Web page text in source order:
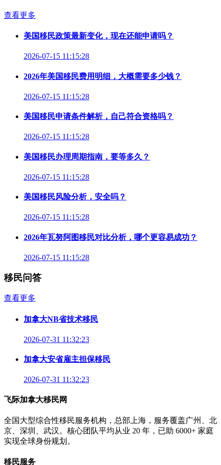
查看更多
美国移民政策最新变化，现在还能申请吗？
2026-07-15 11:15:28
2026年美国移民费用明细，大概需要多少钱？
2026-07-15 11:15:28
美国移民申请条件解析，自己符合资格吗？
2026-07-15 11:15:28
美国移民办理周期指南，要等多久？
2026-07-15 11:15:28
美国移民风险分析，安全吗？
2026-07-15 11:15:28
2026年瓦努阿图移民对比分析，哪个更容易成功？
2026-07-15 11:15:28
移民问答
查看更多
加拿大NB省技术移民
2026-07-31 11:32:23
加拿大安省雇主担保移民
2026-07-31 11:32:23
飞际加拿大移民网
全国大型综合性移民服务机构，总部上海，服务覆盖广州、北
京、深圳、武汉。核心团队平均从业 20 年，已助 6000+ 家庭
实现全球身份规划。
移民服务